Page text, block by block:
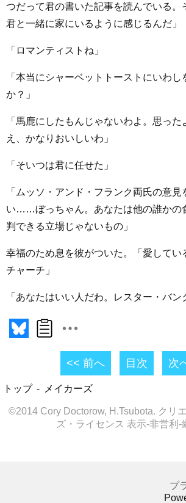
つだって君の書いた記事を読んでいる。
君と一緒に家にいるように感じるんだ」
「ロマンティストね」
「本当にシャーベットトーストにいわ
か？」
「馬鹿にしたもんじゃないわよ。思っ
え、かなりおいしいわ」
「そいつは君に任せた」
「ムッソ・アンド・フランク両氏の意見
い……ぼっちゃん。あなたは他の誰かの
判できる立場じゃないもの」
幸福のため息を彼がついた。「愛してい
チャーチ」
「あなたはいい人だわ。レスター・バン
<< 前へ 目次 次
トップ メイカーズ
©2014 Cory Doctorow, H.Tsubota. クリ
ズ・ライセンス 表示-非営利-
プ